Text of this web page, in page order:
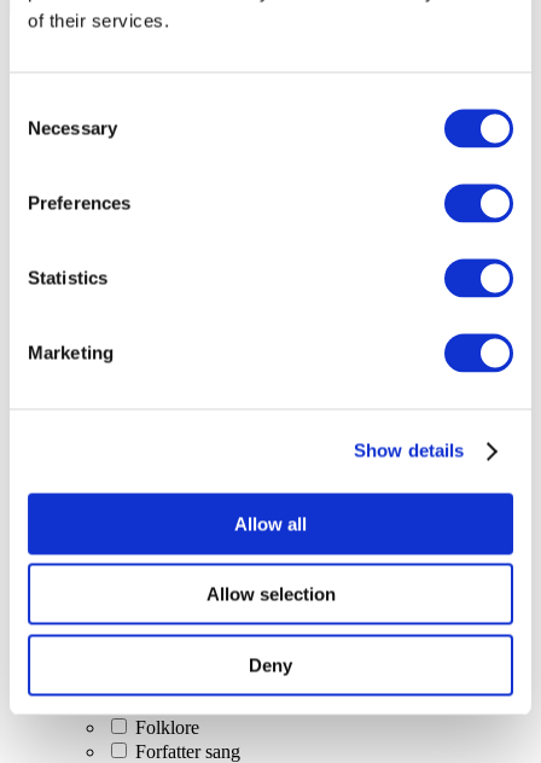
of their services.
Selection
Necessary
Preferences
Statistics
Marketing
Show details
Allow all
Allow selection
Deny
Klassisk musik
Popmusik
Israelsk musik
Folklore
Forfatter sang